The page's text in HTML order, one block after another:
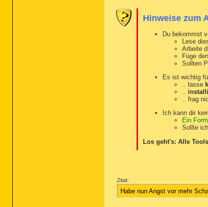
Hinweise zum
Du bekommst
Lese
Arbeite
Füge
Sollten
Es ist wichtig
.. lasse
.. frag
Ich kann dir
Ein
Sollte
Los geht's: Alle
Zitat:
Habe nun Angst vor mehr